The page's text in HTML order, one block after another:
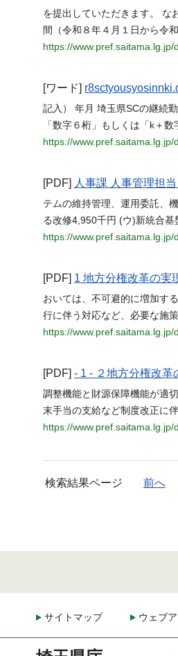
を提出していただきます。 な
間（令和８年４月１日から令
https://
[ワード]
記入） 年月 埼玉県SCの継続
「数字６桁」もしくは「k＋
https://
[PDF] 人事課 人事管理担
テムの維持管理、運用委託、
る改修4,950千円 (ウ)新統合
https://
[PDF] 1 地方分権改革の実
おいては、不可避的に増加す
行に伴う対応など、必要な施
https://
[PDF] - 1 - ２地方分権改
調整機能と財源保障機能が適
末手当の支給など制度改正に
https://
検索結果ページ 前へ
サイトマップ ウェブ